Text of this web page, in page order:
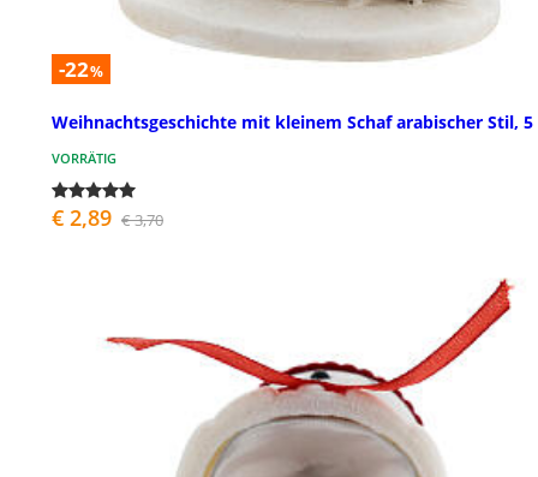
-22%
Weihnachtsgeschichte mit kleinem Schaf arabischer Stil, 5
VORRÄTIG
€ 2,89 € 3,70